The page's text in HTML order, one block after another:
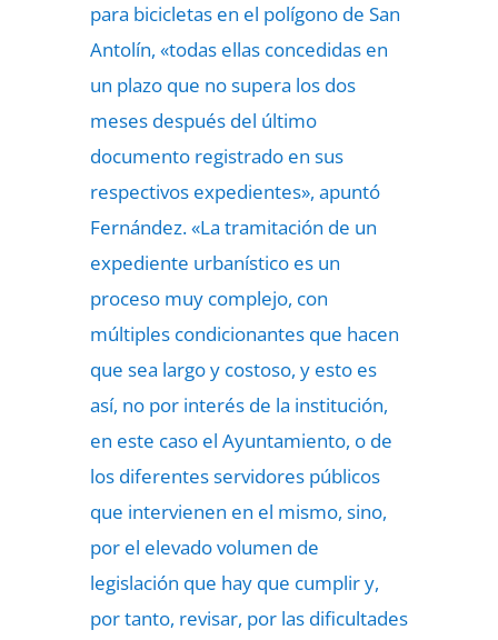
para bicicletas en el polígono de San
Antolín, «todas ellas concedidas en
un plazo que no supera los dos
meses después del último
documento registrado en sus
respectivos expedientes», apuntó
Fernández. «La tramitación de un
expediente urbanístico es un
proceso muy complejo, con
múltiples condicionantes que hacen
que sea largo y costoso, y esto es
así, no por interés de la institución,
en este caso el Ayuntamiento, o de
los diferentes servidores públicos
que intervienen en el mismo, sino,
por el elevado volumen de
legislación que hay que cumplir y,
por tanto, revisar, por las dificultades